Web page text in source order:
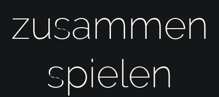
zusammen
spielen